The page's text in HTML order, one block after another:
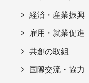
経済・産業振興
雇用・就業促進
共創の取組
国際交流・協力